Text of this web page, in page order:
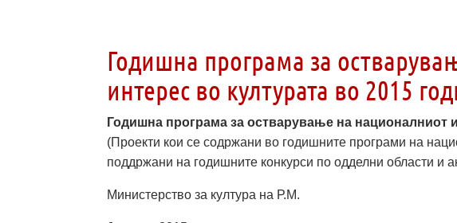
Годишна програма за
интерес во културата во 2015
Годишна програма за остварување на националниот
(Проекти кои се содржани во годишните програми на
поддржани на годишните конкурси по одделни области и
Министерство за култура на Р.М.